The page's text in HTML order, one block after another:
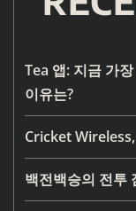
Tea 앱: 지금 가
이유는?
Cricket
백전백승의 전투